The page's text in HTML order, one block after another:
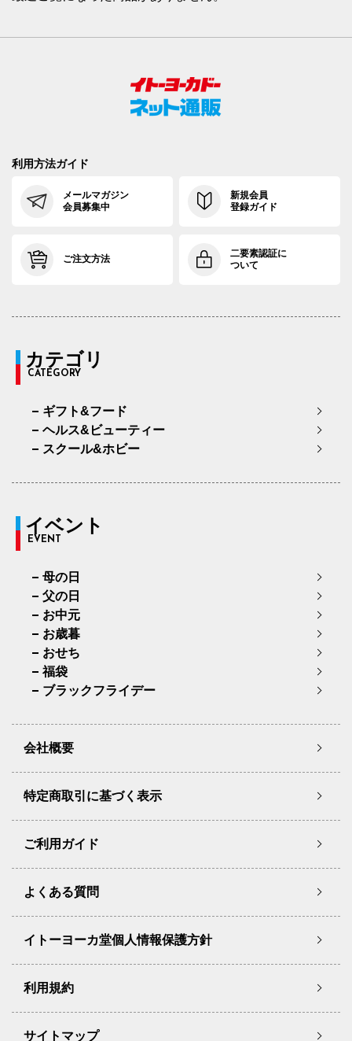
利用方法ガイド
メールマガジン
会員募集中
新規会員
登録ガイド
ご注文方法
二要素認証に
ついて
カテゴリ
CATEGORY
ギフト&フード
ヘルス&ビューティー
スクール&ホビー
イベント
EVENT
母の日
父の日
お中元
お歳暮
おせち
福袋
ブラックフライデー
会社概要
特定商取引に基づく表示
ご利用ガイド
よくある質問
イトーヨーカ堂個人情報保護方針
利用規約
サイトマップ